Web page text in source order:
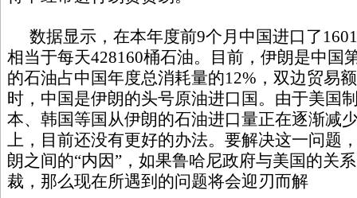
数据显示，在本年度前9个月中国进口了
相当于每天428160桶石油。目前，伊朗是中国
的石油占中国年度总消耗量的12%，双边贸易
时，中国是伊朗的头号原油进口国。由于美国
本、韩国等国从伊朗的石油进口量正在逐渐减
上，目前还没有更好的办法。要解决这一问题
朗之间的“内因”，如果鲁哈尼政府与美国的关
裁，那么现在所遇到的问题将会迎刃而解